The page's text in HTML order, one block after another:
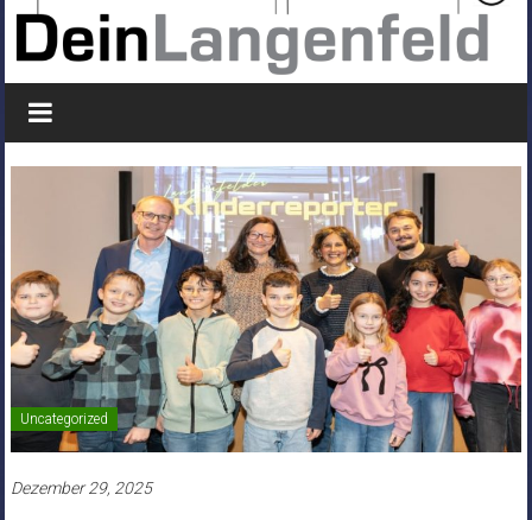
Uncategorized
Dezember 29, 2025